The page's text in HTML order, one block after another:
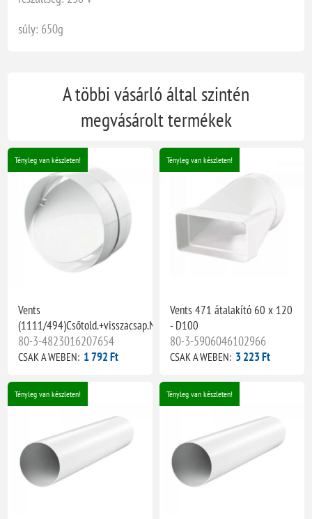
súly: 650g
A többi vásárló által szintén
megvásárolt termékek
Tényleg van készleten!
Vents
(1111/494)Csőtold.+visszacsap.NA100
80-3-4823016207654
CSAK A WEBEN: 1 792 Ft
Tényleg van készleten!
Vents 471 átalakító 60 x 120
- D100
80-3-5906046102966
CSAK A WEBEN: 3 223 Ft
Tényleg van készleten! Tényleg van készleten!